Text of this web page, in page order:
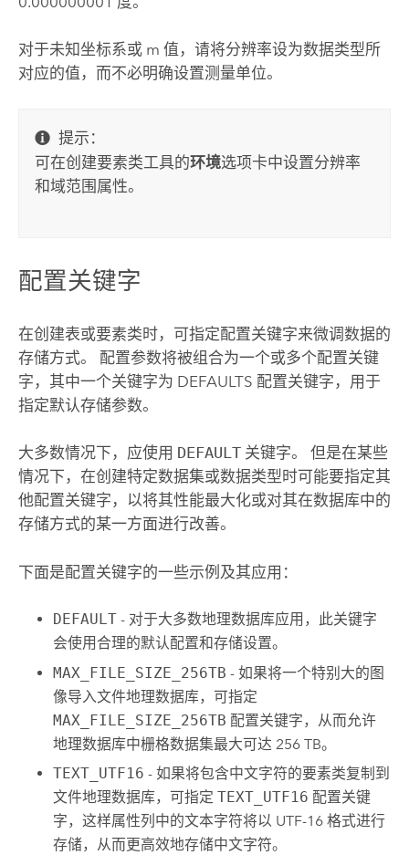
对于未知坐标系或 m 值，请将分辨率设为数据类型所
对应的值，而不必明确设置测量单位。
提示：
可在创建要素类工具的环境选项卡中设置分辨率
和域范围属性。
配置关键字
在创建表或要素类时，可指定配置关键字来微调数据的
存储方式。 配置参数将被组合为一个或多个配置关键
字，其中一个关键字为 DEFAULTS 配置关键字，用于
指定默认存储参数。
大多数情况下，应使用 DEFAULT关键字。 但是在某些
情况下，在创建特定数据集或数据类型时可能要指定其
他配置关键字，以将其性能最大化或对其在数据库中的
存储方式的某一方面进行改善。
下面是配置关键字的一些示例及其应用：
DEFAULT - 对于大多数地理数据库应用，此关键字
会使用合理的默认配置和存储设置。
MAX_FILE_SIZE_256TB - 如果将一个特别大的图
像导入文件地理数据库，可指定
MAX_FILE_SIZE_256TB 配置关键字，从而允许
地理数据库中栅格数据集最大可达 256 TB。
TEXT_UTF16 - 如果将包含中文字符的要素类复制到
文件地理数据库，可指定TEXT_UTF16 配置关键
字，这样属性列中的文本字符将以 UTF-16 格式进行
存储，从而更高效地存储中文字符。